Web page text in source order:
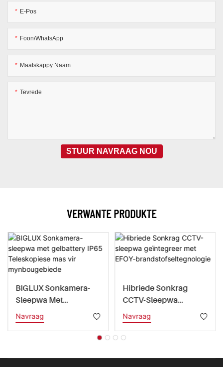
E-Pos
Foon/WhatsApp
Maatskappy Naam
Tevrede
STUUR NAVRAAG NOU
VERWANTE PRODUKTE
BIGLUX Sonkamera-
Sleepwa Met
Gelbattery IP65
Teleskopiese Mas Vir
Navraag
Hibriede Sonkrag
CCTV-Sleepwa
Geïntegreer Met EFOY-
Brandstofseltegnologi
E
Navraag